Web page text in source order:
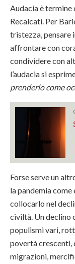
Audacia è termine
Recalcati. Per
tristezza, pensare
affrontare con
condividere con
l’audacia si
prenderlo come
Forse serve un
la pandemia
collocarlo nel
civiltà. Un declino
populismi vari,
povertà crescenti,
migrazioni,